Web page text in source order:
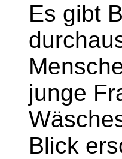
Es gibt
junge
Blick